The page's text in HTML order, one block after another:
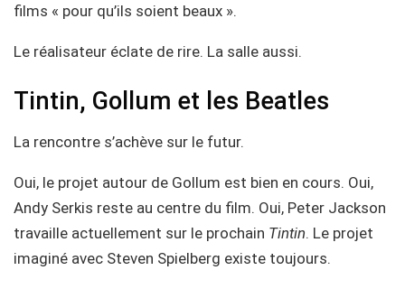
films « pour qu’ils soient beaux ».
Le réalisateur éclate de rire. La salle aussi.
Tintin, Gollum et les Beatles
La rencontre s’achève sur le futur.
Oui, le projet autour de Gollum est bien en cours. Oui,
Andy Serkis reste au centre du film. Oui, Peter Jackson
travaille actuellement sur le prochain Tintin. Le projet
imaginé avec Steven Spielberg existe toujours.